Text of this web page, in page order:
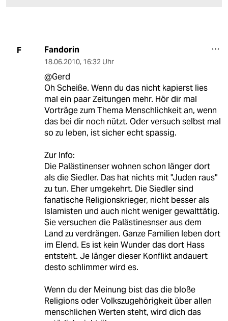
F Fandorin
18.06.2010, 16:32 Uhr
@Gerd
Oh Scheiße. Wenn du das nicht kapierst lies
mal ein paar Zeitungen mehr. Hör dir mal
Vorträge zum Thema Menschlichkeit an, wenn
das bei dir noch nützt. Oder versuch selbst mal
so zu leben, ist sicher echt spassig.
Zur Info:
Die Palästinenser wohnen schon länger dort
als die Siedler. Das hat nichts mit "Juden raus"
zu tun. Eher umgekehrt. Die Siedler sind
fanatische Religionskrieger, nicht besser als
Islamisten und auch nicht weniger gewalttätig.
Sie versuchen die Palästinesnser aus dem
Land zu verdrängen. Ganze Familien leben dort
im Elend. Es ist kein Wunder das dort Hass
entsteht. Je länger dieser Konflikt andauert
desto schlimmer wird es.
Wenn du der Meinung bist das die bloße
Religions oder Volkszugehörigkeit über allen
menschlichen Werten steht, wird dich das